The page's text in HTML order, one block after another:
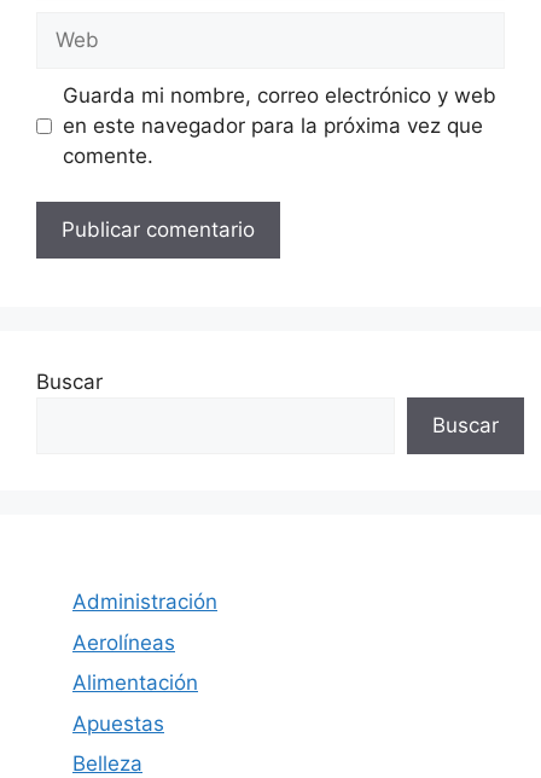
Guarda mi nombre, correo electrónico y web
en este navegador para la próxima vez que
comente.
Buscar
Buscar
Administración
Aerolíneas
Alimentación
Apuestas
Belleza